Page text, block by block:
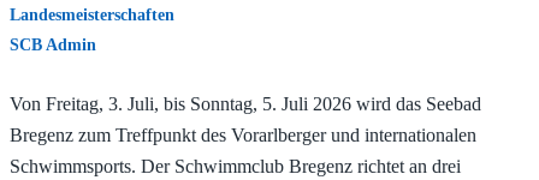
Landesmeisterschaften
SCB Admin
Von Freitag, 3. Juli, bis Sonntag, 5. Juli 2026 wird das Seebad
Bregenz zum Treffpunkt des Vorarlberger und internationalen
Schwimmsports. Der Schwimmclub Bregenz richtet an drei